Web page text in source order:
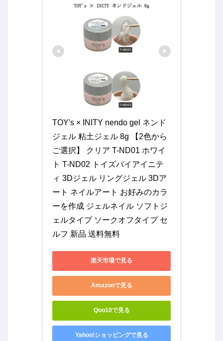
TOY's × INITY nendo gel ネンド
ジェル 粘土ジェル 8g 【2色から
ご選択】 クリア T-ND01 ホワイ
ト T-ND02 トイズバイアイニテ
ィ 3Dジェル リングジェル 3Dア
ート ネイルアート お好みのカラ
ーを作成 ジェルネイル ソフトジ
ェルタイプ ソークオフタイプ セ
ルフ 新品 送料無料
楽天市場で見る
Amazonで見る
Qoo10で見る
Yahoo!ショッピングで見る